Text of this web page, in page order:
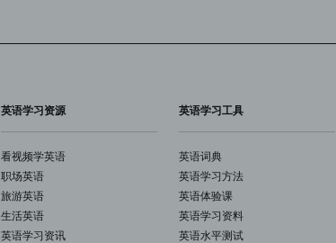
英语学习资源
看视频学英语
职场英语
旅游英语
生活英语
英语学习资讯
英语学习工具
英语词典
英语学习方法
英语体验课
英语学习资料
英语水平测试